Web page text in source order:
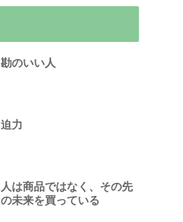
勘のいい人
迫力
人は商品ではなく、その先
の未来を買っている